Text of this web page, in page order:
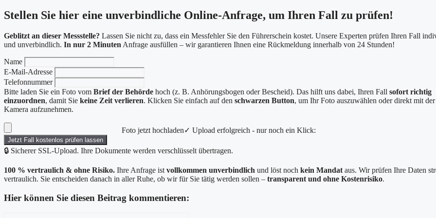
Stellen Sie hier eine unverbindliche Online-Anfrage, um Ihren Fall zu prüfen!
Geblitzt an dieser Messstelle? Lassen Sie nicht zu, dass ein Messfehler Sie den Führerschein kostet. Unsere Experten prüfen Ihren Fall
und unverbindlich. In nur 2 Minuten Anfrage ausfüllen – wir garantieren Ihnen eine Rückmeldung innerhalb von 24 Stunden!
Name
E-Mail-Adresse
Telefonnummer
Bitte laden Sie ein Foto vom Brief der Behörde hoch (z. B. Anhörungsbogen oder Bescheid). Das hilft uns dabei, Ihren Fall sofort richtig
einzuordnen, damit Sie keine Zeit verlieren. Klicken Sie einfach auf den schwarzen Button, um Ihr Foto auszuwählen oder direkt mit der
Kamera aufzunehmen.
Foto jetzt hochladen✓ Upload erfolgreich - nur noch ein Klick:
Jetzt Fall kostenlos prüfen lassen
🔒 Sicherer SSL-Upload. Ihre Dokumente werden verschlüsselt übertragen.
100 % vertraulich & ohne Risiko. Ihre Anfrage ist vollkommen unverbindlich und löst noch kein Mandat aus. Wir prüfen Ihre Daten
vertraulich. Sie entscheiden danach in aller Ruhe, ob wir für Sie tätig werden sollen – transparent und ohne Kostenrisiko.
Hier können Sie diesen Beitrag kommentieren: